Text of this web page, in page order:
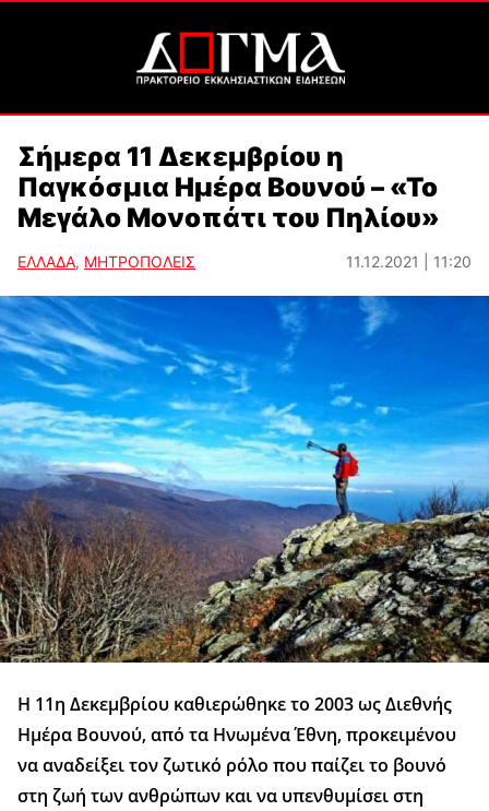
Σήμερα 11 Δεκεμβρίου η
Παγκόσμια Ημέρα Βουνού – «Το
Μεγάλο Μονοπάτι του Πηλίου»
ΕΛΛΑΔΑ, ΜΗΤΡΟΠΟΛΕΙΣ 11.12.2021 | 11:20
Η 11η Δεκεμβρίου καθιερώθηκε το 2003 ως Διεθνής
Ημέρα Βουνού, από τα Ηνωμένα Έθνη, προκειμένου
να αναδείξει τον ζωτικό ρόλο που παίζει το βουνό
στη ζωή των ανθρώπων και να υπενθυμίσει στη